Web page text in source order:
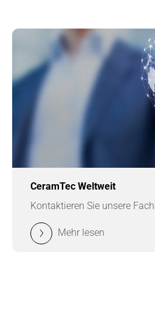
CeramTec Weltweit
Kontaktieren Sie unsere
Mehr lesen